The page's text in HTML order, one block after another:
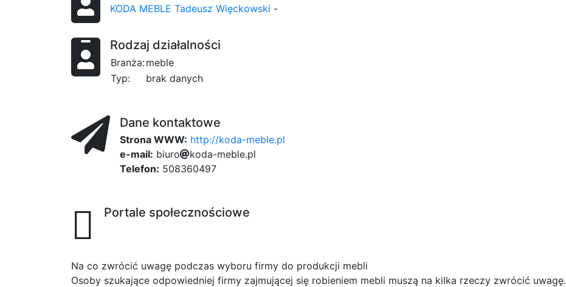
KODA MEBLE Tadeusz Więckowski -
Rodzaj działalności
Branża:meble
Typ:
brak danych
Dane kontaktowe
Strona WWW: http://koda-meble.pl
e-mail: biuro kodaca
-ma2
eble.pl
Telefon: 508360497
Portale społecznościowe
Na co zwrócić uwagę podczas wyboru firmy do produkcji mebli
Osoby szukające odpowiedniej firmy zajmującej się robieniem mebli muszą na kilka rzeczy zwrócić uwagę.